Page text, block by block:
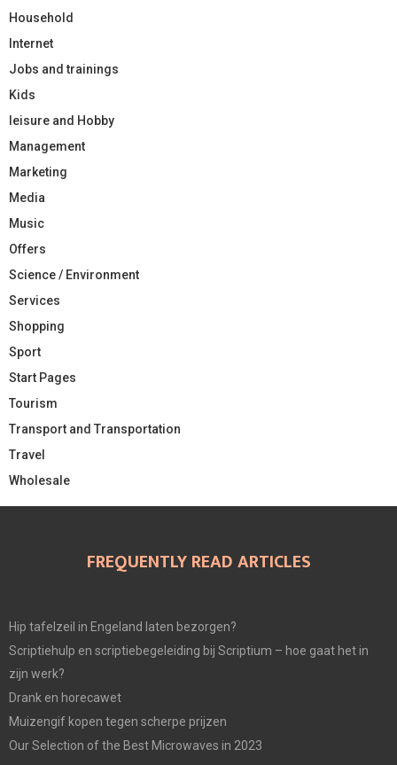
Household
Internet
Jobs and trainings
Kids
leisure and Hobby
Management
Marketing
Media
Music
Offers
Science / Environment
Services
Shopping
Sport
Start Pages
Tourism
Transport and Transportation
Travel
Wholesale
FREQUENTLY READ ARTICLES
Hip tafelzeil in Engeland laten bezorgen?
Scriptiehulp en scriptiebegeleiding bij Scriptium – hoe gaat het in
zijn werk?
Drank en horecawet
Muizengif kopen tegen scherpe prijzen
Our Selection of the Best Microwaves in 2023